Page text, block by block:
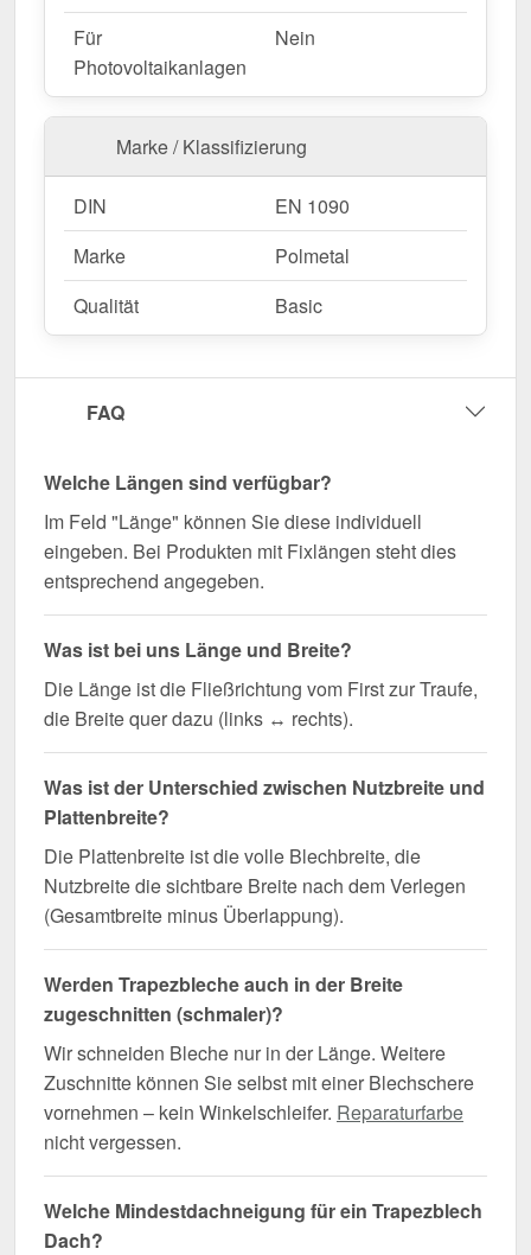
Für
Photovoltaikanlagen
Nein
Marke / Klassifizierung
DIN
EN 1090
Marke
Polmetal
Qualität
Basic
FAQ
Welche Längen sind verfügbar?
Im Feld "Länge" können Sie diese individuell
eingeben. Bei Produkten mit Fixlängen steht dies
entsprechend angegeben.
Was ist bei uns Länge und Breite?
Die Länge ist die Fließrichtung vom First zur Traufe,
die Breite quer dazu (links ↔ rechts).
Was ist der Unterschied zwischen Nutzbreite und
Plattenbreite?
Die Plattenbreite ist die volle Blechbreite, die
Nutzbreite die sichtbare Breite nach dem Verlegen
(Gesamtbreite minus Überlappung).
Werden Trapezbleche auch in der Breite
zugeschnitten (schmaler)?
Wir schneiden Bleche nur in der Länge. Weitere
Zuschnitte können Sie selbst mit einer Blechschere
vornehmen – kein Winkelschleifer. Reparaturfarbe
nicht vergessen.
Welche Mindestdachneigung für ein Trapezblech
Dach?